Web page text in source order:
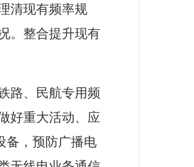
清现有频率规
。整合提升现有
路、民航专用频
好重大活动、应
备，预防广播电